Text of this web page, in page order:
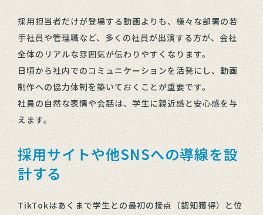
採用担当者だけが登場する動画よりも、様々な部署の若
手社員や管理職など、多くの社員が出演する方が、会社
全体のリアルな雰囲気が伝わりやすくなります。
日頃から社内でのコミュニケーションを活発にし、動画
制作への協力体制を築いておくことが重要です。
社員の自然な表情や会話は、学生に親近感と安心感を与
えます。
採用サイトや他SNSへの導線を設
計する
TikTokはあくまで学生との最初の接点（認知獲得）と位